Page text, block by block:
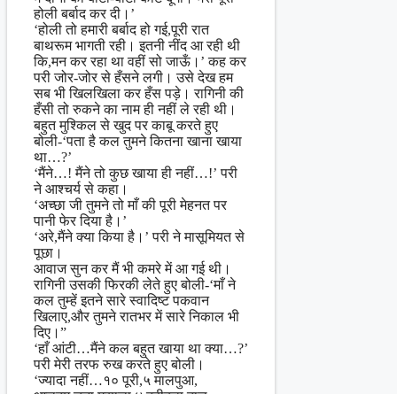
होली बर्बाद कर दी।’
‘होली तो हमारी बर्बाद हो गई,पूरी रात
बाथरूम भागती रही। इतनी नींद आ रही थी
कि,मन कर रहा था वहीं सो जाऊँ।’ कह कर
परी जोर-जोर से हँसने लगी। उसे देख हम
सब भी खिलखिला कर हँस पड़े। रागिनी की
हँसी तो रुकने का नाम ही नहीं ले रही थी।
बहुत मुश्किल से खुद पर काबू करते हुए
बोली-‘पता है कल तुमने कितना खाना खाया
था…?’
‘मैंने…! मैंने तो कुछ खाया ही नहीं…!’ परी
ने आश्चर्य से कहा।
‘अच्छा जी तुमने तो माँ की पूरी मेहनत पर
पानी फेर दिया है।’
‘अरे,मैंने क्या किया है।’ परी ने मासूमियत से
पूछा।
आवाज सुन कर मैं भी कमरे में आ गई थी।
रागिनी उसकी फिरकी लेते हुए बोली-‘माँ ने
कल तुम्हें इतने सारे स्वादिष्ट पकवान
खिलाए,और तुमने रातभर में सारे निकाल भी
दिए।”
‘हाँ आंटी…मैंने कल बहुत खाया था क्या…?’
परी मेरी तरफ रुख करते हुए बोली।
‘ज्यादा नहीं…१० पूरी,५ मालपुआ,